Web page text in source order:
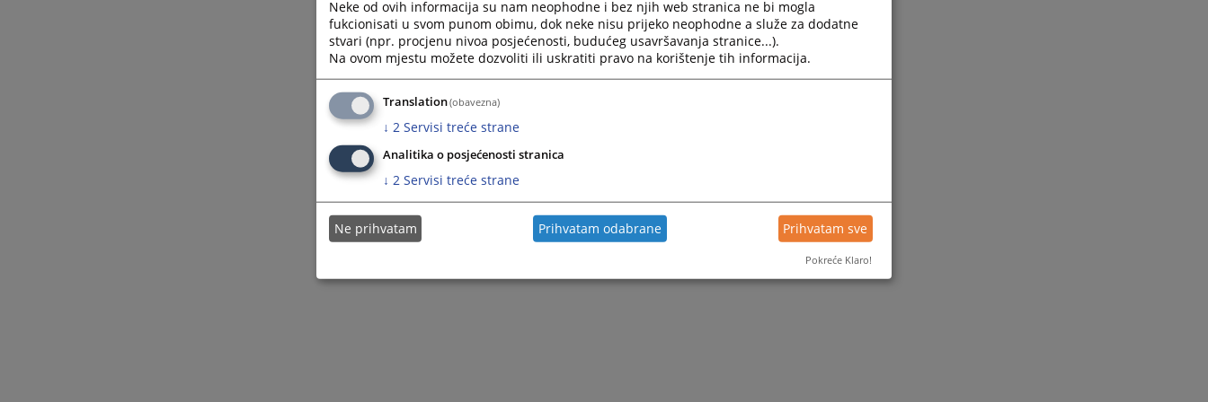
Neke od ovih informacija su nam neophodne i bez njih web stranica ne bi mogla
fukcionisati u svom punom obimu, dok neke nisu prijeko neophodne a služe za dodatne
stvari (npr. procjenu nivoa posjećenosti, budućeg usavršavanja stranice...).
Na ovom mjestu možete dozvoliti ili uskratiti pravo na korištenje tih informacija.
Translation(obavezna)
↓ 2 Servisi treće strane
Analitika o posjećenosti stranica
↓ 2 Servisi treće strane
Ne prihvatam Prihvatam odabrane Prihvatam sve
Pokreće Klaro!